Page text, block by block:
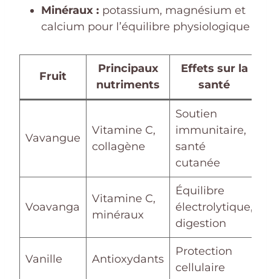
Minéraux : potassium, magnésium et
calcium pour l’équilibre physiologique
Fruit
Principaux
nutriments
Effets sur la
santé
Vavangue
Vitamine C,
collagène
Soutien
immunitaire,
santé
cutanée
Voavanga
Vitamine C,
minéraux
Équilibre
électrolytique,
digestion
Vanille Antioxydants
Protection
cellulaire